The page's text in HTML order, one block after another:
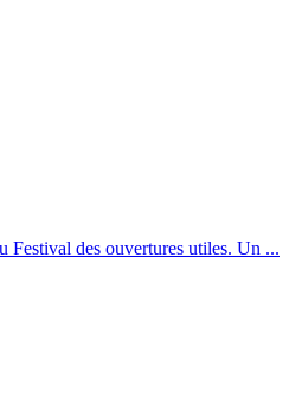
Festival des ouvertures utiles. Un ...